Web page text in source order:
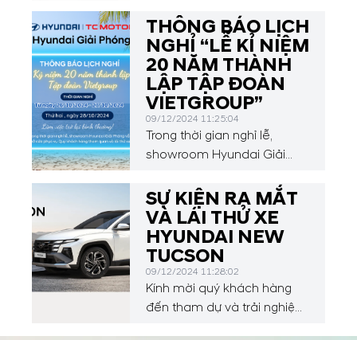
THÔNG BÁO LỊCH
NGHỈ “LỄ KỈ NIỆM
20 NĂM THÀNH
LẬP TẬP ĐOÀN
VIETGROUP”
09/12/2024 11:25:04
Trong thời gian nghỉ lễ,
showroom Hyundai Giải
Quý khách hàng tham quan
và lái thử xe.
SỰ KIỆN RA MẮT
VÀ LÁI THỬ XE
HYUNDAI NEW
TUCSON
09/12/2024 11:28:02
Kính mời quý khách hàng
đến tham dự và trải nghiệm